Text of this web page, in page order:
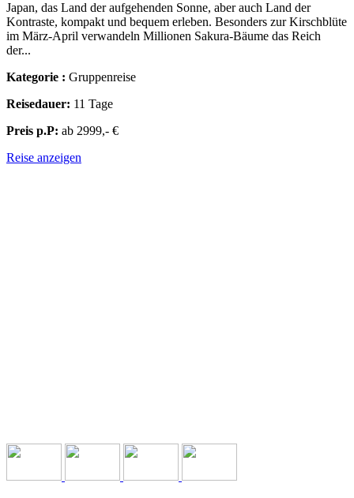
Japan, das Land der aufgehenden Sonne, aber auch Land der
Kontraste, kompakt und bequem erleben. Besonders zur Kirschblüte
im März-April verwandeln Millionen Sakura-Bäume das Reich
der...
Kategorie : Gruppenreise
Reisedauer: 11 Tage
Preis p.P: ab 2999,- €
Reise anzeigen